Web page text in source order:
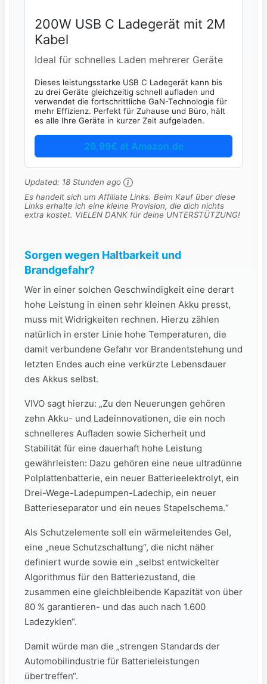
200W USB C Ladegerät mit 2M
Kabel
Ideal für schnelles Laden mehrerer Geräte
Dieses leistungsstarke USB C Ladegerät kann bis
zu drei Geräte gleichzeitig schnell aufladen und
verwendet die fortschrittliche GaN-Technologie für
mehr Effizienz. Perfekt für Zuhause und Büro, hält
es alle Ihre Geräte in kurzer Zeit aufgeladen.
29,99€ at Amazon.de
Updated: 18 Stunden ago
Es handelt sich um Affiliate Links. Beim Kauf über diese
Links erhalte ich eine kleine Provision, die dich nichts
extra kostet. VIELEN DANK für deine UNTERSTÜTZUNG!
Sorgen wegen Haltbarkeit und
Brandgefahr?
Wer in einer solchen Geschwindigkeit eine derart
hohe Leistung in einen sehr kleinen Akku presst,
muss mit Widrigkeiten rechnen. Hierzu zählen
natürlich in erster Linie hohe Temperaturen, die
damit verbundene Gefahr vor Brandentstehung und
letzten Endes auch eine verkürzte Lebensdauer
des Akkus selbst.
VIVO sagt hierzu: „Zu den Neuerungen gehören
zehn Akku- und Ladeinnovationen, die ein noch
schnelleres Aufladen sowie Sicherheit und
Stabilität für eine dauerhaft hohe Leistung
gewährleisten: Dazu gehören eine neue ultradünne
Polplattenbatterie, ein neuer Batterieelektrolyt, ein
Drei-Wege-Ladepumpen-Ladechip, ein neuer
Batterieseparator und ein neues Stapelschema.“
Als Schutzelemente soll ein wärmeleitendes Gel,
eine „neue Schutzschaltung“, die nicht näher
definiert wurde sowie ein „selbst entwickelter
Algorithmus für den Batteriezustand, die
zusammen eine gleichbleibende Kapazität von über
80 % garantieren- und das auch nach 1.600
Ladezyklen“.
Damit würde man die „strengen Standards der
Automobilindustrie für Batterieleistungen
übertreffen“.